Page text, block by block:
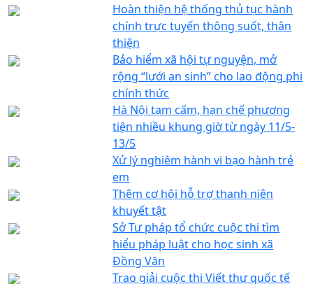
Hoàn thiện hệ thống thủ tục hành
chính trực tuyến thông suốt, thân
thiện
Bảo hiểm xã hội tự nguyện, mở
rộng “lưới an sinh” cho lao động phi
chính thức
Hà Nội tạm cấm, hạn chế phương
tiện nhiều khung giờ từ ngày 11/5-
13/5
Xử lý nghiêm hành vi bạo hành trẻ
em
Thêm cơ hội hỗ trợ thanh niên
khuyết tật
Sở Tư pháp tổ chức cuộc thi tìm
hiểu pháp luật cho học sinh xã
Đồng Văn
Trao giải cuộc thi Viết thư quốc tế